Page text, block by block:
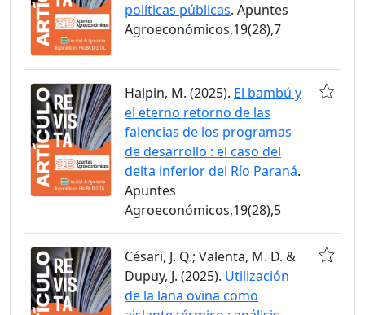
políticas públicas. Apuntes
Agroeconómicos,19(28),7
Halpin, M. (2025). El bambú y
el eterno retorno de las
falencias de los programas
de desarrollo : el caso del
delta inferior del Río Paraná.
Apuntes
Agroeconómicos,19(28),5
Césari, J. Q.; Valenta, M. D. &
Dupuy, J. (2025). Utilización
de la lana ovina como